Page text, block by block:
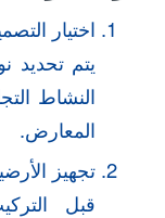
اختيار
يتم تحديد
النشاط
المعارض.
تجهيز
قبل